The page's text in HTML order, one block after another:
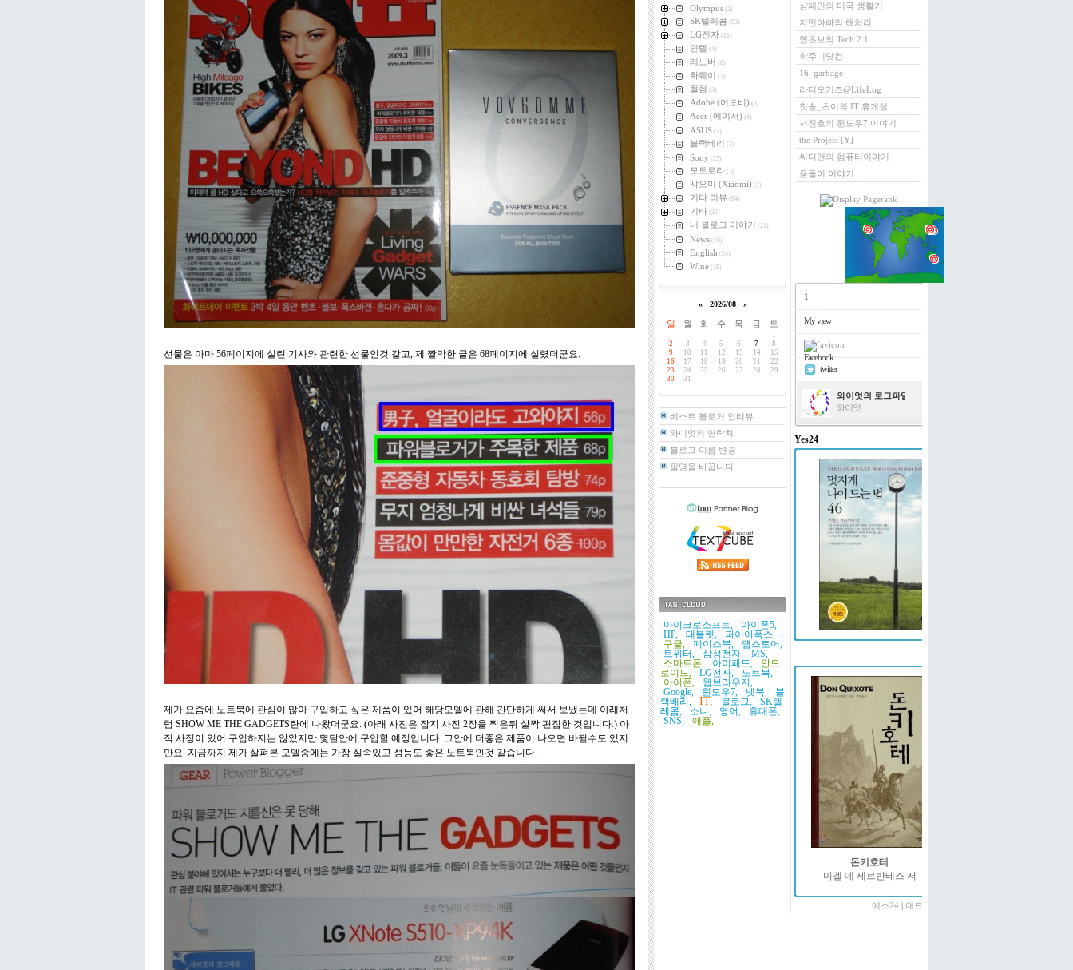
선물은 아마 56페이지에 실린 기사와 관련한 선물인것 같고, 제 짤막한 글은 68페이지에 실렸더군요.
제가 요즘에 노트북에 관심이 많아 구입하고 싶은 제품이 있어 해당모델에 관해 간단하게 써서 보냈는데 아래처
럼 SHOW ME THE GADGETS란에 나왔더군요. (아래 사진은 잡지 사진 2장을 찍은뒤 살짝 편집한 것입니다.) 아
직 사정이 있어 구입하지는 않았지만 몇달안에 구입할 예정입니다. 그안에 더좋은 제품이 나오면 바뀔수도 있지
만요. 지금까지 제가 살펴본 모델중에는 가장 실속있고 성능도 좋은 노트북인것 같습니다.
Olympus (3)
SK텔레콤 (53)
LG전자 (21)
인텔 (4)
레노버 (8)
화웨이 (2)
퀄컴 (3)
Adobe (어도비) (3)
Acer (에이서) (4)
ASUS (2)
블랙베리 (3)
Sony (25)
모토로라 (3)
샤오미 (Xiaomi) (2)
기타 리뷰 (94)
기타 (32)
내 블로그 이야기 (21)
News (16)
English (24)
Wine (19)
« 2026/08 »
일 월 화 수 목 금 토
1
2
3 4 5 6 7
8
9
10 11 12 13 14
15
16
17 18 19 20 21
22
23
24 25 26 27 28
29
30
31
베스트 블로거 인터뷰
와이엇의 연락처
블로그 이름 변경
필명을 바꿉니다
태그목록
마이크로소프트,
아이폰5,
HP,
태블릿,
파이어폭스,
구글,
페이스북,
앱스토어,
트위터,
삼성전자,
MS,
스마트폰,
아이패드,
안드
로이드,
LG전자,
노트북,
아이폰,
웹브라우저,
Google,
윈도우7, 넷북,
블
랙베리,
IT, 블로그,
SK텔
레콤,
소니, 영어,
휴대폰,
SNS,
애플,
샴페인의 미국 생활기
지민아빠의 해처리
웹초보의 Tech 2.1
학주니닷컴
16. garbage
라디오키즈@LifeLog
칫솔_초이의 IT 휴게실
서진호의 윈도우7 이야기
the Project [Y]
씨디맨의 컴퓨터이야기
용돌이 이야기
1
My view
Facebook
twitter
와이엇의 로그파일
와이엇
Yes24
돈키호테
미겔 데 세르반테스 저
예스24 | 애드온2